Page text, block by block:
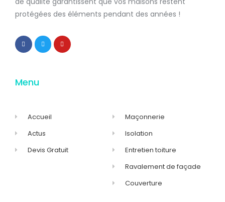
protégées des éléments pendant des années !
Menu
Accueil
Actus
Devis Gratuit
Maçonnerie
Isolation
Entretien toiture
Ravalement de façade
Couverture